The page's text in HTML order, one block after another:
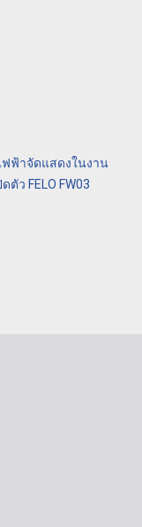
ฟฟ้าจัดแสดงในงาน
ตัว FELO FW03